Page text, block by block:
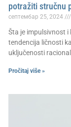
potražiti stručnu
септембар 25, 2024
Šta je impulsivnost
tendencija ličnosti
uključenosti
Pročitaj više »